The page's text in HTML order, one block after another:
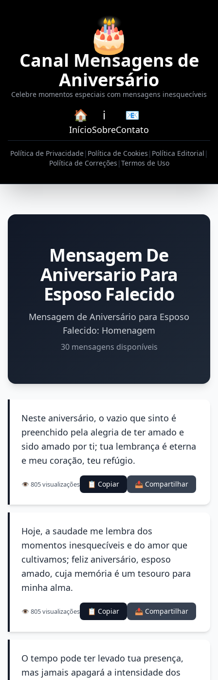
🎂
Canal Mensagens de
Aniversário
Celebre momentos especiais com mensagens inesquecíveis
🏠
Início
ℹ️
Sobre
📧
Contato
Política de Privacidade| Política de Cookies | Política Editorial |
Política de Correções |Termos de Uso
Mensagem De
Aniversario Para
Esposo Falecido
Mensagem de Aniversário para Esposo
Falecido: Homenagem
30 mensagens disponíveis
Neste aniversário, o vazio que sinto é
preenchido pela alegria de ter amado e
sido amado por ti; tua lembrança é eterna
e meu coração, teu refúgio.
👁️ 805 visualizações 📋 Copiar 📤 Compartilhar
Hoje, a saudade me lembra dos
momentos inesquecíveis e do amor que
cultivamos; feliz aniversário, esposo
amado, cuja memória é um tesouro para
minha alma.
👁️ 805 visualizações 📋 Copiar 📤 Compartilhar
O tempo pode ter levado tua presença,
mas jamais apagará a intensidade dos